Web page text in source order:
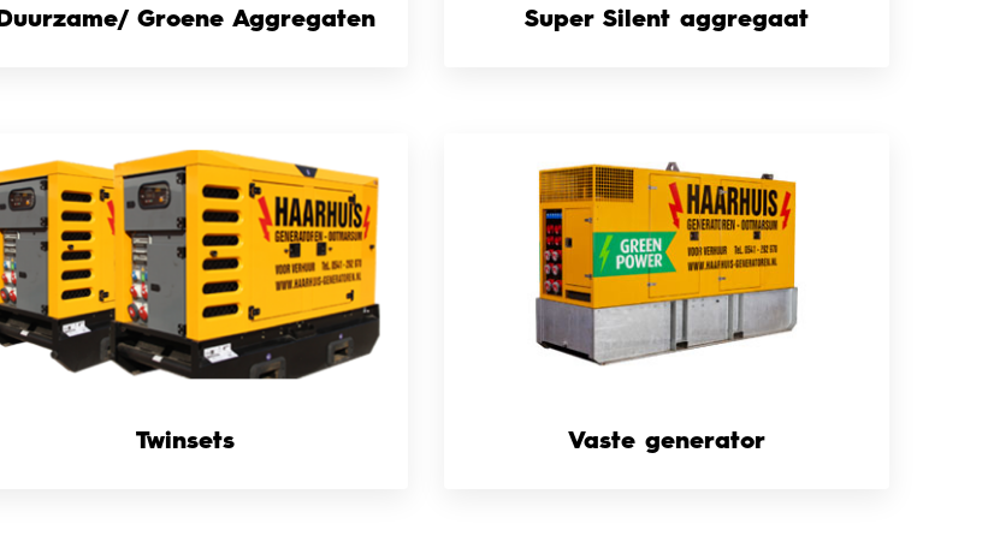
Duurzame/ Groene Aggregaten Super Silent aggregaat
Twinsets Vaste generator